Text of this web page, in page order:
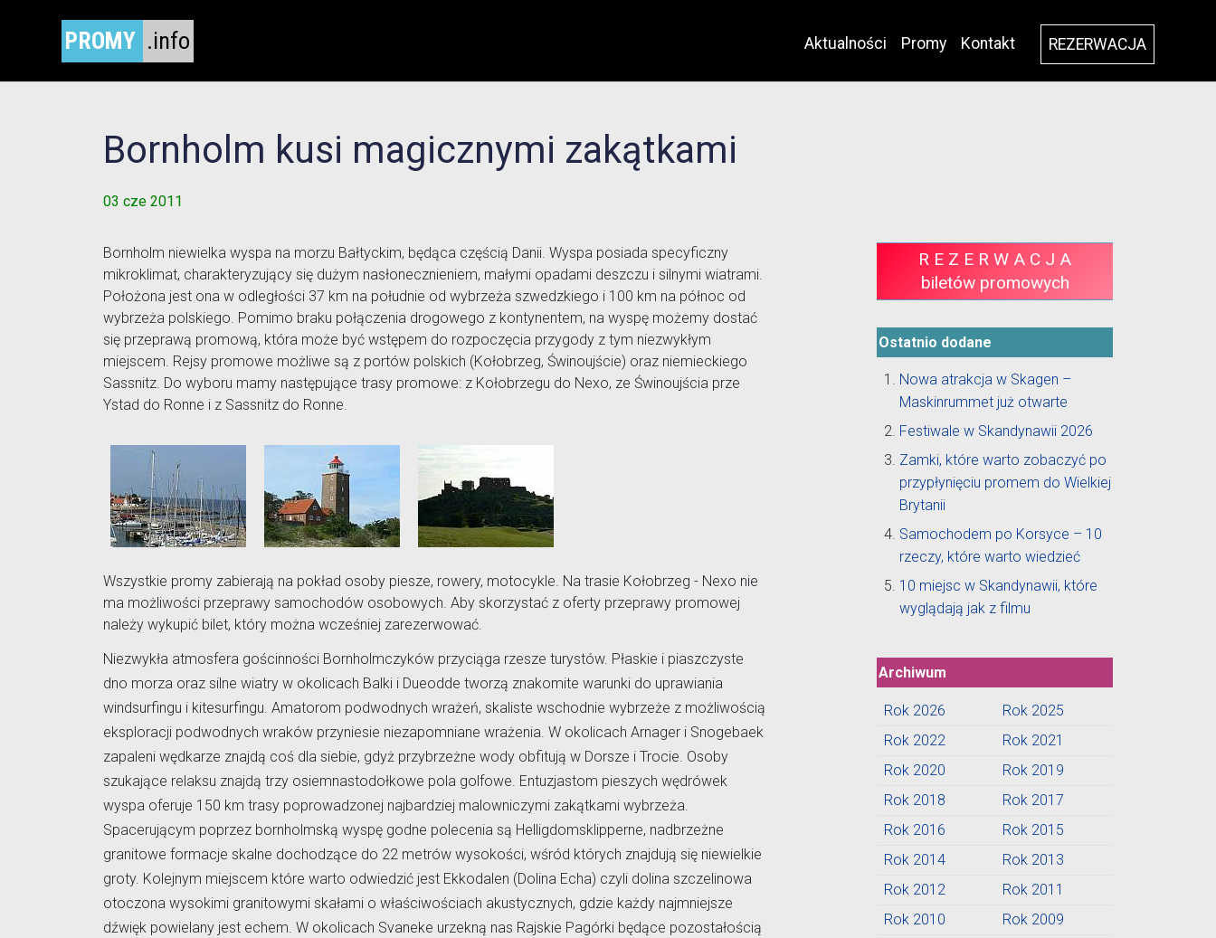
PROMY .info Aktualności Promy Kontakt REZERWACJA
Bornholm kusi magicznymi zakątkami
03 cze 2011
Bornholm niewielka wyspa na morzu Bałtyckim, będąca częścią Danii. Wyspa posiada specyficzny
mikroklimat, charakteryzujący się dużym nasłonecznieniem, małymi opadami deszczu i silnymi wiatrami.
Położona jest ona w odległości 37 km na południe od wybrzeża szwedzkiego i 100 km na północ od
wybrzeża polskiego. Pomimo braku połączenia drogowego z kontynentem, na wyspę możemy dostać
się przeprawą promową, która może być wstępem do rozpoczęcia przygody z tym niezwykłym
miejscem. Rejsy promowe możliwe są z portów polskich (Kołobrzeg, Świnoujście) oraz niemieckiego
Sassnitz. Do wyboru mamy następujące trasy promowe: z Kołobrzegu do Nexo, ze Świnoujścia prze
Ystad do Ronne i z Sassnitz do Ronne.
Wszystkie promy zabierają na pokład osoby piesze, rowery, motocykle. Na trasie Kołobrzeg - Nexo nie
ma możliwości przeprawy samochodów osobowych. Aby skorzystać z oferty przeprawy promowej
należy wykupić bilet, który można wcześniej zarezerwować.
Niezwykła atmosfera gościnności Bornholmczyków przyciąga rzesze turystów. Płaskie i piaszczyste
dno morza oraz silne wiatry w okolicach Balki i Dueodde tworzą znakomite warunki do uprawiania
windsurfingu i kitesurfingu. Amatorom podwodnych wrażeń, skaliste wschodnie wybrzeże z możliwością
eksploracji podwodnych wraków przyniesie niezapomniane wrażenia. W okolicach Arnager i Snogebaek
zapaleni wędkarze znajdą coś dla siebie, gdyż przybrzeżne wody obfitują w Dorsze i Trocie. Osoby
szukające relaksu znajdą trzy osiemnastodołkowe pola golfowe. Entuzjastom pieszych wędrówek
wyspa oferuje 150 km trasy poprowadzonej najbardziej malowniczymi zakątkami wybrzeża.
Spacerującym poprzez bornholmską wyspę godne polecenia są Helligdomsklipperne, nadbrzeżne
granitowe formacje skalne dochodzące do 22 metrów wysokości, wśród których znajdują się niewielkie
groty. Kolejnym miejscem które warto odwiedzić jest Ekkodalen (Dolina Echa) czyli dolina szczelinowa
otoczona wysokimi granitowymi skałami o właściwościach akustycznych, gdzie każdy najmniejsze
dźwięk powielany jest echem. W okolicach Svaneke urzekną nas Rajskie Pagórki będące pozostałością
R E Z E R W A C J A
biletów promowych
Ostatnio dodane
Nowa atrakcja w Skagen –
Maskinrummet już otwarte
Festiwale w Skandynawii 2026
Zamki, które warto zobaczyć po
przypłynięciu promem do Wielkiej
Brytanii
Samochodem po Korsyce – 10
rzeczy, które warto wiedzieć
10 miejsc w Skandynawii, które
wyglądają jak z filmu
Archiwum
Rok 2026
Rok 2025
Rok 2022
Rok 2021
Rok 2020
Rok 2019
Rok 2018
Rok 2017
Rok 2016
Rok 2015
Rok 2014
Rok 2013
Rok 2012
Rok 2011
Rok 2010
Rok 2009